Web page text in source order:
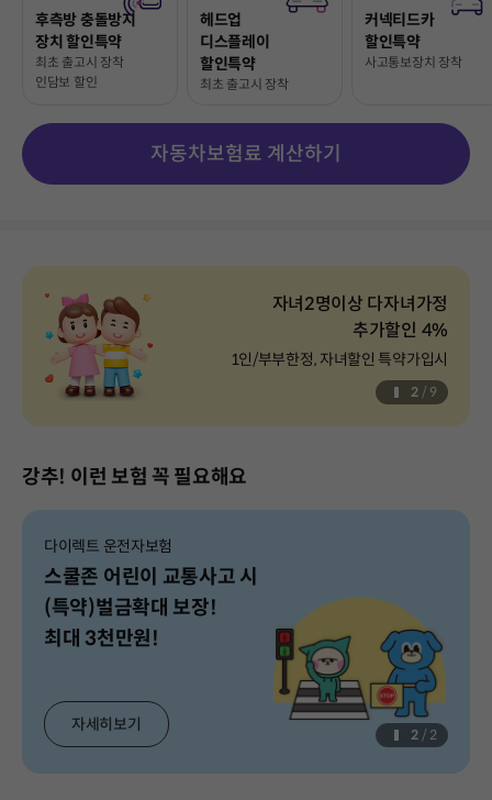
후측방 충돌방지
장치 할인특약
최초 출고시 장착
인담보 할인
헤드업
디스플레이
할인특약
최초 출고시 장착
커넥티드카
할인특약
사고통보장치 장착
자동차보험료 계산하기
자녀2명이상 다자녀가정
추가할인 4%
1인/부부한정, 자녀할인 특약가입시
2 / 9
강추! 이런 보험 꼭 필요해요
다이렉트 운전자보험
스쿨존 어린이 교통사고 시
(특약)벌금확대 보장!
최대 3천만원!
2 / 2